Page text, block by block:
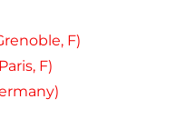
F)
F)